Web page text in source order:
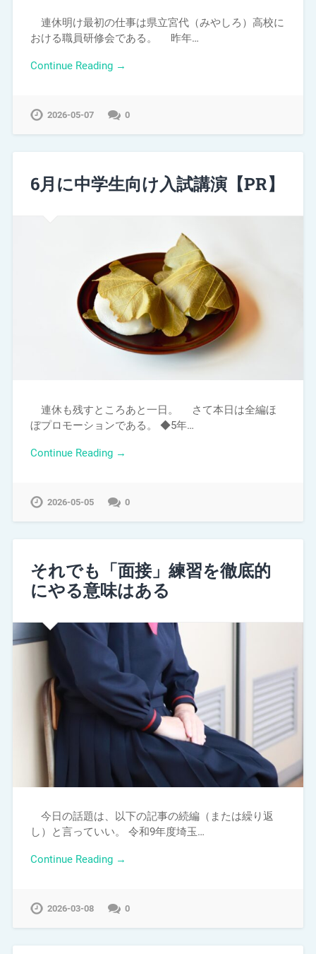
連休明け最初の仕事は県立宮代（みやしろ）高校に
おける職員研修会である。 昨年…
Continue Reading →
2026-05-07 0
6月に中学生向け入試講演【PR】
連休も残すところあと一日。 さて本日は全編ほ
ぼプロモーションである。 ◆5年…
Continue Reading →
2026-05-05 0
それでも「面接」練習を徹底的
にやる意味はある
今日の話題は、以下の記事の続編（または繰り返
し）と言っていい。 令和9年度埼玉…
Continue Reading →
2026-03-08 0